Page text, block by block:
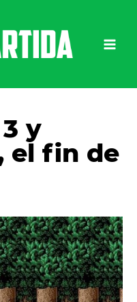
y
el fin de